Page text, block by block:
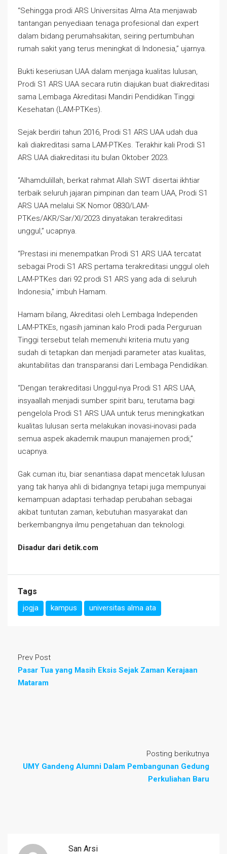
“Sehingga prodi ARS Universitas Alma Ata menjawab
tantangan penyediaan tenaga profesional dan expert
dalam bidang perumahsakitan, seiring pertumbuhan
rumah sakit yang terus meningkat di Indonesia,” ujarnya.
Bukti keseriusan UAA dalam menjaga kualitas lulusan,
Prodi S1 ARS UAA secara rutin diajukan buat diakreditasi
sama Lembaga Akreditasi Mandiri Pendidikan Tinggi
Kesehatan (LAM-PTKes).
Sejak berdiri tahun 2016, Prodi S1 ARS UAA udah dua
kali diakreditasi sama LAM-PTKes. Terakhir kali Prodi S1
ARS UAA diakreditasi itu bulan Oktober 2023.
“Alhamdulillah, berkat rahmat Allah SWT disertai ikhtiar
terbaik seluruh jajaran pimpinan dan team UAA, Prodi S1
ARS UAA melalui SK Nomor 0830/LAM-
PTKes/AKR/Sar/XI/2023 dinyatakan terakreditasi
unggul,” ucapnya.
“Prestasi ini menempatkan Prodi S1 ARS UAA tercatat
sebagai Prodi S1 ARS pertama terakreditasi unggul oleh
LAM-PTKes dari 92 prodi S1 ARS yang ada di seluruh
Indonesia,” imbuh Hamam.
Hamam bilang, Akreditasi oleh Lembaga Independen
LAM-PTKEs, ngasih jaminan kalo Prodi pada Perguruan
Tinggi tersebut telah memenuhi kriteria mutu yang
sudah di tetapkan dan menjadi parameter atas kualitas,
akuntabilitas dan transparansi dari Lembaga Pendidikan.
“Dengan terakreditasi Unggul-nya Prodi S1 ARS UAA,
insyaallah menjadi sumber spirit baru, terutama bagi
pengelola Prodi S1 ARS UAA untuk terus meningkatkan
kualitas lulusan serta melakukan inovasi-inovasi pada
semua aspek akademik maupun manajemen prodi,”
ucapnya.
Gak cuman itu, biar senantiasa dapat mencetak lulusan
yang tak hanya ahli di bidangnya tetapi juga mempunyai
kemampuan adaptasi terhadap perubahan sebagai
akibat tuntutan zaman, kebutuhan masyarakat dan
berkembangnya ilmu pengetahuan dan teknologi.
Disadur dari detik.com
Tags
jogja kampus universitas alma ata
Prev Post
Pasar Tua yang Masih Eksis Sejak Zaman Kerajaan
Mataram
Posting berikutnya
UMY Gandeng Alumni Dalam Pembangunan Gedung
Perkuliahan Baru
San Arsi